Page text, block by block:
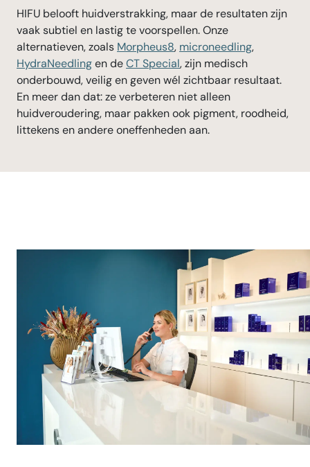
HIFU belooft huidverstrakking, maar de resultaten zijn
vaak subtiel en lastig te voorspellen. Onze
alternatieven, zoals Morpheus8, microneedling,
HydraNeedlingen deCT Special, zijn medisch
onderbouwd, veilig en geven wél zichtbaar resultaat.
En meer dan dat: ze verbeteren niet alleen
huidveroudering, maar pakken ook pigment, roodheid,
littekens en andere oneffenheden aan.